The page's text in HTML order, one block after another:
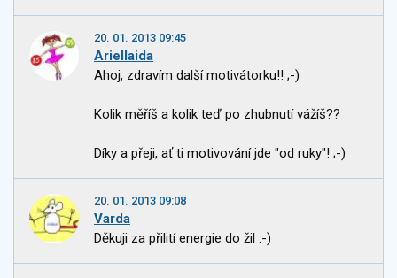
20. 01. 2013 09:45
Ariellaida
Ahoj, zdravím další motivátorku!! ;-)
Kolik měříš a kolik teď po zhubnutí vážíš??
Díky a přeji, ať ti motivování jde "od ruky"! ;-)
20. 01. 2013 09:08
Varda
Děkuji za přilití energie do žil :-)